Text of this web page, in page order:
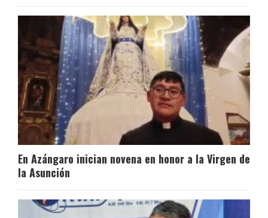
En Azángaro inician novena en honor a la Virgen de
la Asunción